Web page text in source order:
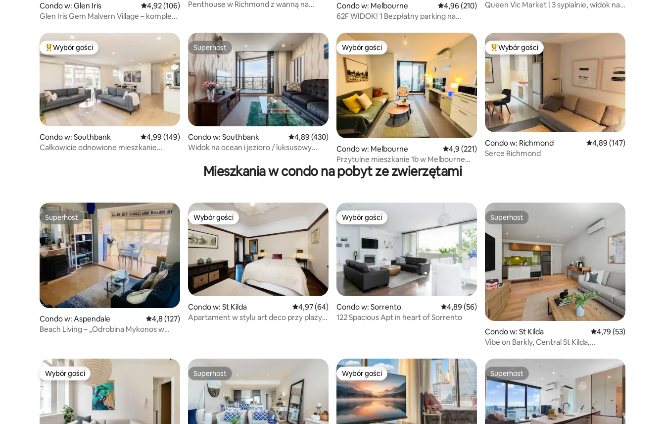
Condo w: Glen Iris Średnia ocena: 4,92 na 5, liczba recenzji: 106
4,92 (106)
Glen Iris Gem Malvern Village – kompleks
Penthouse w Richmond z wanną na
Condo w: Melbourne Średnia ocena: 4,96 na 5, liczba recenzji: 210
4,96 (210)
62F WIDOK! 1 Bezpłatny parking na
Queen Vic Market | 3 sypialnie, widok na
Najpopularniejsze z kategorii Wybór gości
Wybór gości
Condo w: Southbank Średnia ocena: 4,99 na 5, liczba recenzji: 149
4,99 (149)
Całkowicie odnowione mieszkanie
Superhost
Superhost
Condo w: Southbank Średnia ocena: 4,89 na 5, liczba recenzji: 430
4,89 (430)
Widok na ocean i jezioro / luksusowy
Wybór gości
Wybór gości
Condo w: Melbourne Średnia ocena: 4,9 na 5, liczba recenzji: 221
4,9 (221)
Przytulne mieszkanie 1b w Melbourne
CBD-Southern Cross stn
Najpopularniejsze z kategorii Wybór gości
Wybór gości
Condo w: Richmond Średnia ocena: 4,89
4,89 (147)
Serce Richmond
Mieszkania w condo na pobyt ze zwierzętami
Superhost
Superhost
Condo w: Aspendale Średnia ocena: 4,8 na 5, liczba recenzji: 127
4,8 (127)
Beach Living – „Odrobina Mykonos w
Wybór gości
Wybór gości
Condo w: St Kilda Średnia ocena: 4,97 na 5, liczba recenzji: 64
4,97 (64)
Apartament w stylu art deco przy plaży
Wybór gości
Wybór gości
Condo w: Sorrento Średnia ocena: 4,89 na 5, liczba recenzji: 56
4,89 (56)
122 Spacious Apt in heart of Sorrento
Superhost
Superhost
Condo w: St Kilda Średnia ocena: 4,79
4,79 (53)
Vibe on Barkly, Central St Kilda,
Wybór gości
Wybór gości Superhost
Superhost Wybór gości
Wybór gości Superhost
Superhost